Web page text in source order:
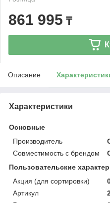
861 995 ₸
Описание
Характеристики
Основные
Производитель
Совместимость с брендом
Пользовательские
Акция (для сортировки)
Артикул